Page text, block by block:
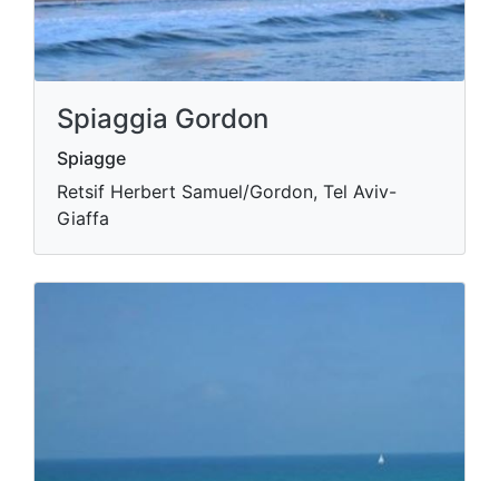
Spiaggia Gordon
Spiagge
Retsif Herbert Samuel/Gordon, Tel Aviv-
Giaffa